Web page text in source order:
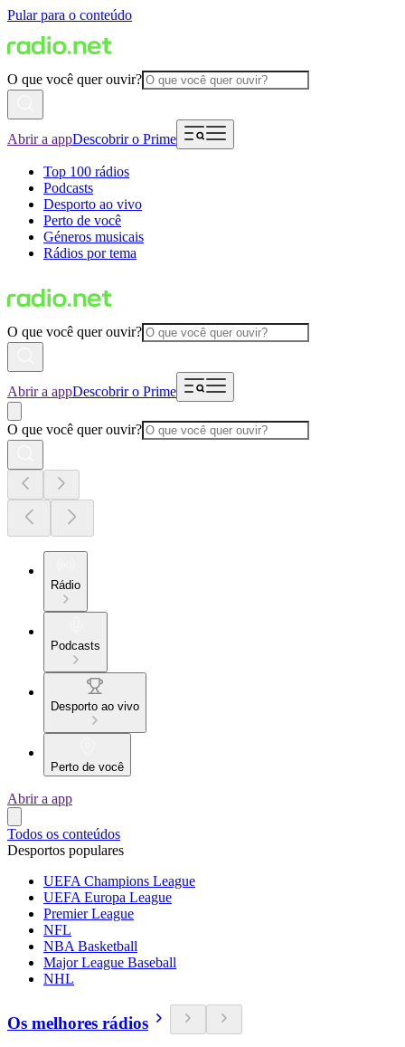
Pular para o conteúdo
O que você quer ouvir?
Abrir a appDescobrir o Prime
Top 100 rádios
Podcasts
Desporto ao vivo
Perto de você
Géneros musicais
Rádios por tema
O que você quer ouvir?
Abrir a appDescobrir o Prime
O que você quer ouvir?
Rádio
Podcasts
Desporto ao vivo
Perto de você
Abrir a app
Todos os conteúdos
Desportos populares
UEFA Champions League
UEFA Europa League
Premier League
NFL
NBA Basketball
Major League Baseball
NHL
Os melhores rádios